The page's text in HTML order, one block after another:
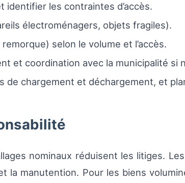
les contraintes d’accès.
électroménagers, objets fragiles).
selon le volume et l’accès.
et coordination avec la municipalité si
chargement et déchargement, et
nominaux réduisent les litiges.
la manutention. Pour les biens